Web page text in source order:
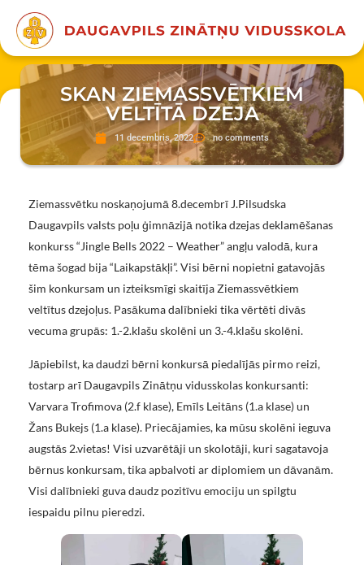
SKAN ZIEMASSVĒTKIEM
VELTĪTĀ DZEJA
11 decembris, 2022 no comments
Ziemassvētku noskaņojumā 8.decembrī J.Pilsudska
Daugavpils valsts poļu ģimnāzijā notika dzejas deklamēšanas
konkurss “Jingle Bells 2022 – Weather” angļu valodā, kura
tēma šogad bija “Laikapstākļi”. Visi bērni nopietni gatavojās
šim konkursam un izteiksmīgi skaitīja Ziemassvētkiem
veltītus dzejoļus. Pasākuma dalībnieki tika vērtēti divās
vecuma grupās: 1.-2.klašu skolēni un 3.-4.klašu skolēni.
Jāpiebilst, ka daudzi bērni konkursā piedalījās pirmo reizi,
tostarp arī Daugavpils Zinātņu vidusskolas konkursanti:
Varvara Trofimova (2.f klase), Emīls Leitāns (1.a klase) un
Žans Bukejs (1.a klase). Priecājamies, ka mūsu skolēni ieguva
augstās 2.vietas! Visi uzvarētāji un skolotāji, kuri sagatavoja
bērnus konkursam, tika apbalvoti ar diplomiem un dāvanām.
Visi dalībnieki guva daudz pozitīvu emociju un spilgtu
iespaidu pilnu pieredzi.